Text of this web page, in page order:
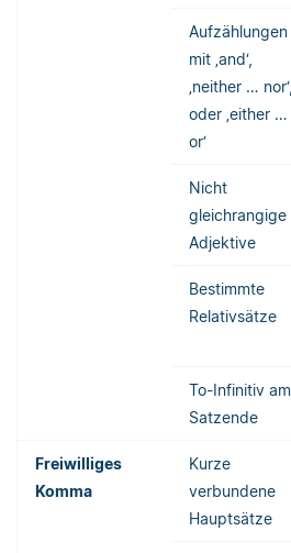
Aufzählungen
mit ‚and‘,
‚neither … nor‘,
oder ‚either …
or‘
Nicht
gleichrangige
Adjektive
Bestimmte
Relativsätze
To-Infinitiv am
Satzende
Freiwilliges
Komma
Kurze
verbundene
Hauptsätze